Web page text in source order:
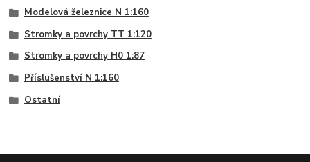
Modelová železnice N 1:160
Stromky a povrchy TT 1:120
Stromky a povrchy H0 1:87
Příslušenství N 1:160
Ostatní